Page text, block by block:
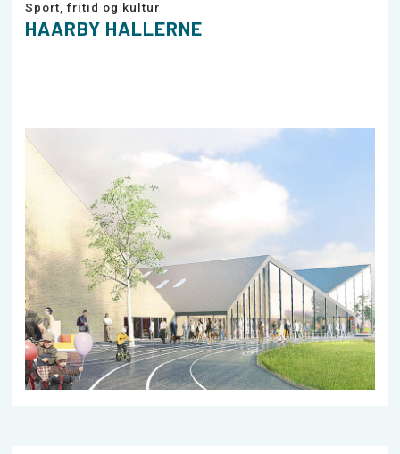
Sport, fritid og kultur
HAARBY HALLERNE